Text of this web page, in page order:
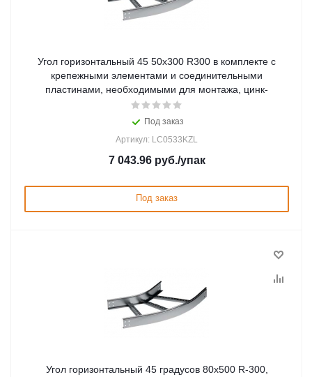
Угол горизонтальный 45 50x300 R300 в комплекте с
крепежными элементами и соединительными
пластинами, необходимыми для монтажа, цинк-
Под заказ
Артикул: LC0533KZL
7 043.96руб./упак
Под заказ
Угол горизонтальный 45 градусов 80x500 R-300,